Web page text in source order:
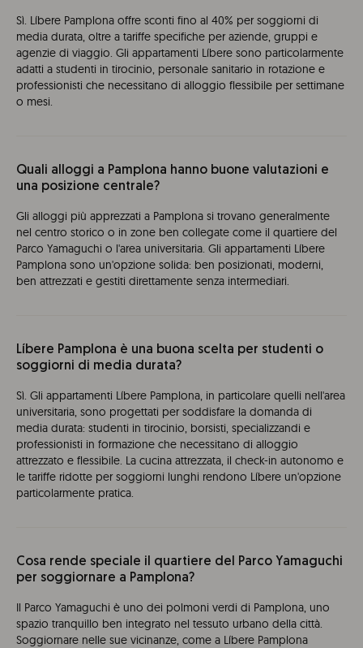
Sì. Líbere Pamplona offre sconti fino al 40% per soggiorni di
media durata, oltre a tariffe specifiche per aziende, gruppi e
agenzie di viaggio. Gli appartamenti Líbere sono particolarmente
adatti a studenti in tirocinio, personale sanitario in rotazione e
professionisti che necessitano di alloggio flessibile per settimane
o mesi.
Quali alloggi a Pamplona hanno buone valutazioni e
una posizione centrale?
Gli alloggi più apprezzati a Pamplona si trovano generalmente
nel centro storico o in zone ben collegate come il quartiere del
Parco Yamaguchi o l'area universitaria. Gli appartamenti Líbere
Pamplona sono un'opzione solida: ben posizionati, moderni,
ben attrezzati e gestiti direttamente senza intermediari.
Líbere Pamplona è una buona scelta per studenti o
soggiorni di media durata?
Sì. Gli appartamenti Líbere Pamplona, in particolare quelli nell'area
universitaria, sono progettati per soddisfare la domanda di
media durata: studenti in tirocinio, borsisti, specializzandi e
professionisti in formazione che necessitano di alloggio
attrezzato e flessibile. La cucina attrezzata, il check-in autonomo e
le tariffe ridotte per soggiorni lunghi rendono Líbere un'opzione
particolarmente pratica.
Cosa rende speciale il quartiere del Parco Yamaguchi
per soggiornare a Pamplona?
Il Parco Yamaguchi è uno dei polmoni verdi di Pamplona, uno
spazio tranquillo ben integrato nel tessuto urbano della città.
Soggiornare nelle sue vicinanze, come a Líbere Pamplona